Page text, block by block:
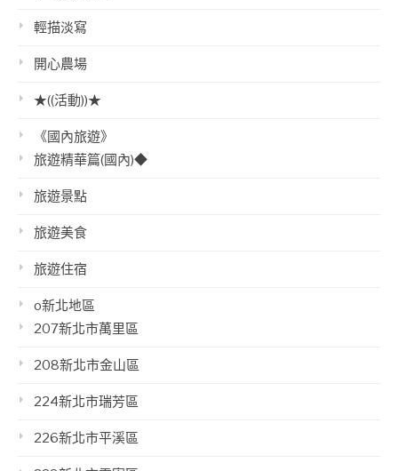
輕描淡寫
開心農場
★((活動))★
《國內旅遊》
旅遊精華篇(國內)◆
旅遊景點
旅遊美食
旅遊住宿
o新北地區
207新北市萬里區
208新北市金山區
224新北市瑞芳區
226新北市平溪區